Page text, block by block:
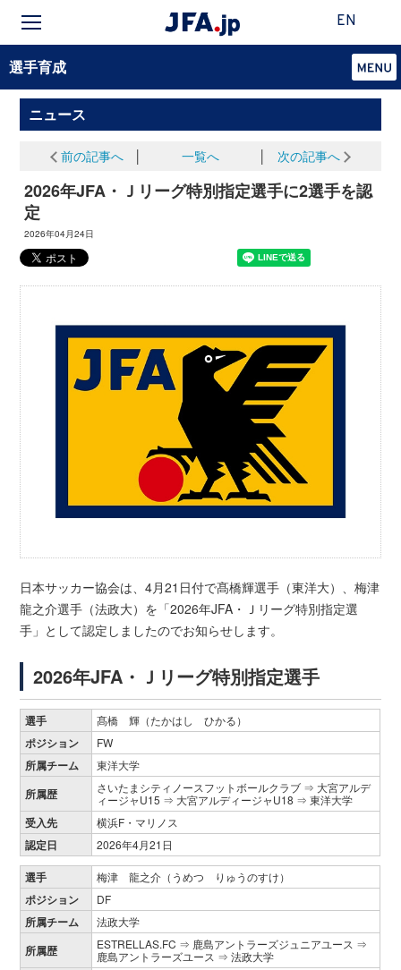
EN
選手育成
ニュース
前の記事へ 一覧へ 次の記事へ
2026年JFA・Ｊリーグ特別指定選手に2選手を認
定
2026年04月24日
日本サッカー協会は、4月21日付で髙橋輝選手（東洋大）、梅津
龍之介選手（法政大）を「2026年JFA・Ｊリーグ特別指定選
手」として認定しましたのでお知らせします。
2026年JFA・Ｊリーグ特別指定選手
選手 髙橋 輝（たかはし ひかる）
ポジション FW
所属チーム 東洋大学
所属歴
さいたまシティノースフットボールクラブ ⇒ 大宮アルデ
ィージャU15 ⇒ 大宮アルディージャU18 ⇒ 東洋大学
受入先 横浜F・マリノス
認定日 2026年4月21日
選手 梅津 龍之介（うめつ りゅうのすけ）
ポジション DF
所属チーム 法政大学
所属歴
ESTRELLAS.FC ⇒ 鹿島アントラーズジュニアユース ⇒
鹿島アントラーズユース ⇒ 法政大学